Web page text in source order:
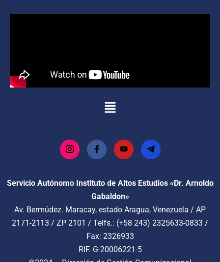
Servicio Autónomo Instituto de Altos Estudios «Dr. Arnoldo
Gabaldon»
Av. Bermúdez. Maracay, estado Aragua, Venezuela / AP
2171-2113 / ZP 2101 / Telfs.: (+58 243) 2325633-0833 /
Fax: 2326933
RIF. G-20006221-5